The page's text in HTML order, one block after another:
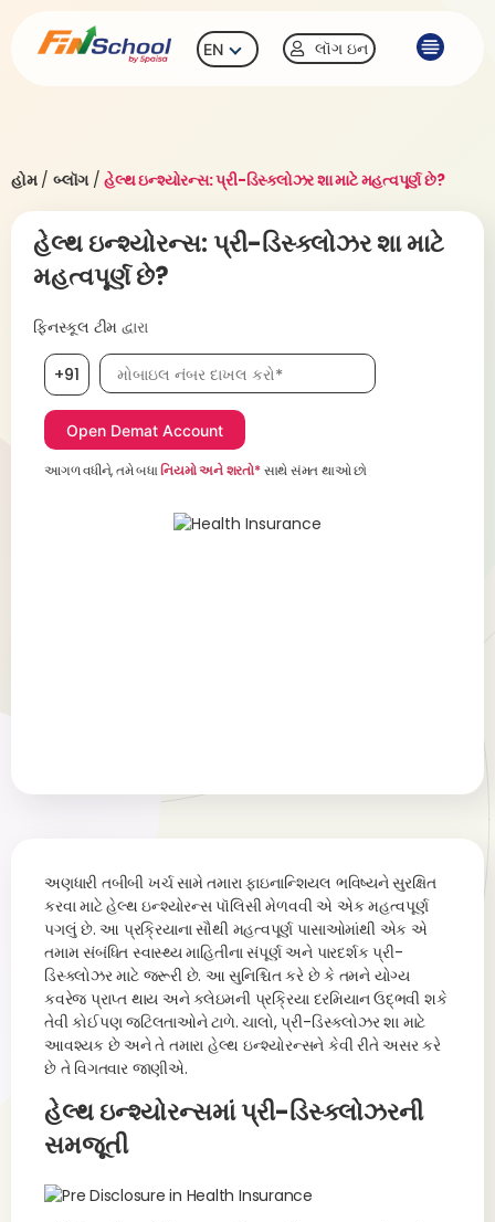
EN લૉગ ઇન
હોમ/ બ્લૉગ/હેલ્થ ઇન્શ્યોરન્સ: પ્રી-ડિસ્ક્લોઝર શા માટે મહત્વપૂર્ણ છે?
હેલ્થ ઇન્શ્યોરન્સ: પ્રી-ડિસ્ક્લોઝર શા માટે
મહત્વપૂર્ણ છે?
ફિનસ્કૂલ ટીમ દ્વારા
+91 મોબાઇલ નંબર, જરૂરી છે
આગળ વધીને, તમે બધાનિયમો અને શરતો*સાથે સંમત થાઓ છો
અણધારી તબીબી ખર્ચ સામે તમારા ફાઇનાન્શિયલ ભવિષ્યને સુરક્ષિત
કરવા માટે હેલ્થ ઇન્શ્યોરન્સ પૉલિસી મેળવવી એ એક મહત્વપૂર્ણ
પગલું છે. આ પ્રક્રિયાના સૌથી મહત્વપૂર્ણ પાસાઓમાંથી એક એ
તમામ સંબંધિત સ્વાસ્થ્ય માહિતીના સંપૂર્ણ અને પારદર્શક પ્રી-
ડિસ્ક્લોઝર માટે જરૂરી છે. આ સુનિશ્ચિત કરે છે કે તમને યોગ્ય
કવરેજ પ્રાપ્ત થાય અને ક્લેઇમની પ્રક્રિયા દરમિયાન ઉદ્ભવી શકે
તેવી કોઈપણ જટિલતાઓને ટાળે. ચાલો, પ્રી-ડિસ્ક્લોઝર શા માટે
આવશ્યક છે અને તે તમારા હેલ્થ ઇન્શ્યોરન્સને કેવી રીતે અસર કરે
છે તે વિગતવાર જાણીએ.
હેલ્થ ઇન્શ્યોરન્સમાં પ્રી-ડિસ્ક્લોઝરની
સમજૂતી